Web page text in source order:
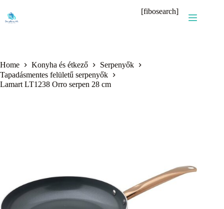
content
[fibosearch]
Home Konyha és étkező
Serpenyők
Tapadásmentes felületű serpenyők
Lamart LT1238 Orro serpen 28 cm